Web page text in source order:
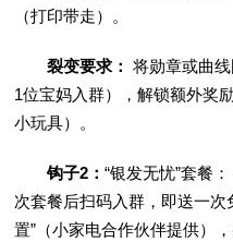
（打印带走）。
裂变要求： 将勋章或曲
1位宝妈入群），解锁额外奖
小玩具）。
钩子2：“银发无忧”套餐
次套餐后扫码入群，即送一次
置”（小家电合作伙伴提供）